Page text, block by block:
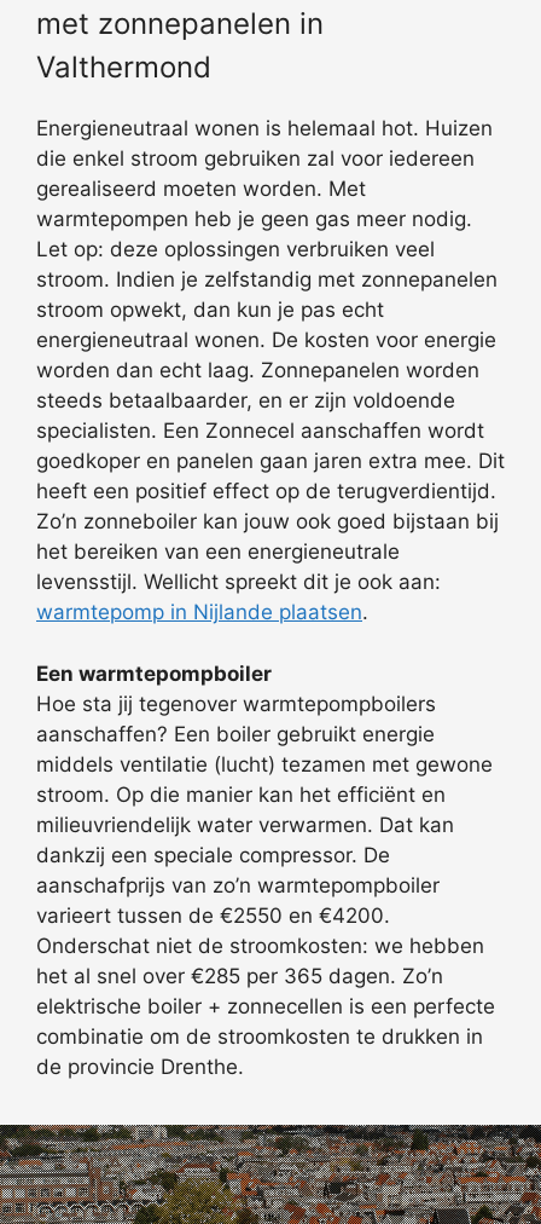
met zonnepanelen in
Valthermond
Energieneutraal wonen is helemaal hot. Huizen
die enkel stroom gebruiken zal voor iedereen
gerealiseerd moeten worden. Met
warmtepompen heb je geen gas meer nodig.
Let op: deze oplossingen verbruiken veel
stroom. Indien je zelfstandig met zonnepanelen
stroom opwekt, dan kun je pas echt
energieneutraal wonen. De kosten voor energie
worden dan echt laag. Zonnepanelen worden
steeds betaalbaarder, en er zijn voldoende
specialisten. Een Zonnecel aanschaffen wordt
goedkoper en panelen gaan jaren extra mee. Dit
heeft een positief effect op de terugverdientijd.
Zo’n zonneboiler kan jouw ook goed bijstaan bij
het bereiken van een energieneutrale
levensstijl. Wellicht spreekt dit je ook aan:
warmtepomp in Nijlande plaatsen.
Een warmtepompboiler
Hoe sta jij tegenover warmtepompboilers
aanschaffen? Een boiler gebruikt energie
middels ventilatie (lucht) tezamen met gewone
stroom. Op die manier kan het efficiënt en
milieuvriendelijk water verwarmen. Dat kan
dankzij een speciale compressor. De
aanschafprijs van zo’n warmtepompboiler
varieert tussen de €2550 en €4200.
Onderschat niet de stroomkosten: we hebben
het al snel over €285 per 365 dagen. Zo’n
elektrische boiler + zonnecellen is een perfecte
combinatie om de stroomkosten te drukken in
de provincie Drenthe.